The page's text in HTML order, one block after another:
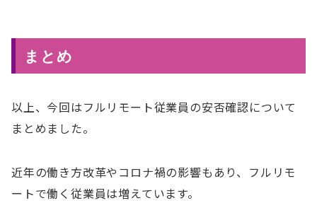
まとめ
以上、今回はフルリモート従業員の安否確認について
まとめました。
近年の働き方改革やコロナ禍の影響もあり、フルリモ
ートで働く従業員は増えています。